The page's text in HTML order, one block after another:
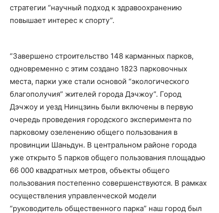
стратегии “научный подход к здравоохранению
повышает интерес к спорту”.
“Завершено строительство 148 карманных парков,
одновременно с этим создано 1823 парковочных
места, парки уже стали основой “экологического
благополучия” жителей города Дэчжоу”. Город
Дэчжоу и уезд Нинцзинь были включены в первую
очередь проведения городского эксперимента по
парковому озеленению общего пользования в
провинции Шаньдун. В центральном районе города
уже открыто 5 парков общего пользования площадью
66 000 квадратных метров, объекты общего
пользования постепенно совершенствуются. В рамках
осуществления управленческой модели
“руководитель общественного парка” наш город был